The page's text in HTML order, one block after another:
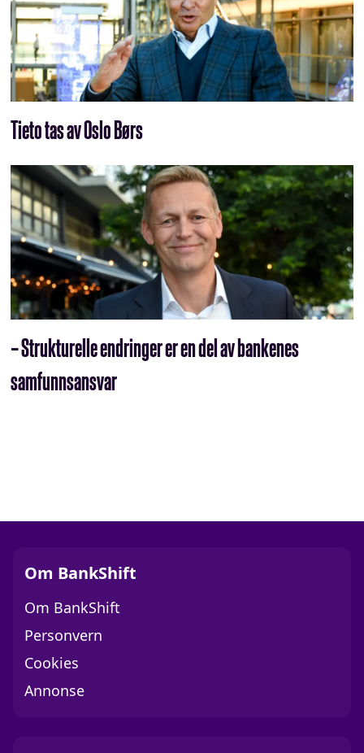
Tieto tas av Oslo Børs
– Strukturelle endringer er en del av bankenes
samfunnsansvar
Om BankShift
Om BankShift
Personvern
Cookies
Annonse